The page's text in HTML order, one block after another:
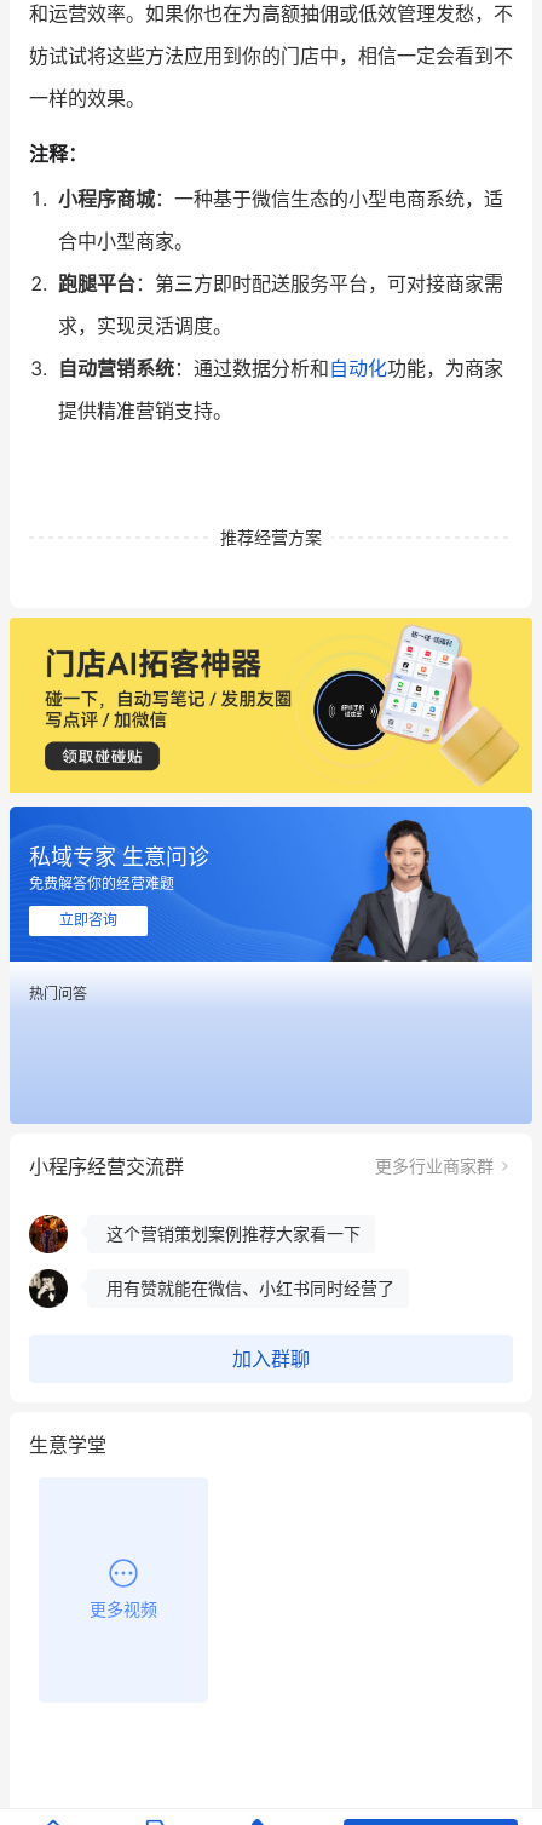
和运营效率。如果你也在为高额抽佣或低效管理发愁，不
妨试试将这些方法应用到你的门店中，相信一定会看到不
一样的效果。
注释：
小程序商城：一种基于微信生态的小型电商系统，适
合中小型商家。
跑腿平台：第三方即时配送服务平台，可对接商家需
求，实现灵活调度。
自动营销系统：通过数据分析和自动化功能，为商家
提供精准营销支持。
推荐经营方案
私域专家 生意问诊
免费解答你的经营难题
立即咨询
热门问答
小程序经营交流群 更多行业商家群
这个营销策划案例推荐大家看一下
昨晚的直播课程太好啦❤️
冰墩墩货源充足需要的联系我
这个营销策划案例推荐大家看一下
用有赞就能在微信、小红书同时经营了
加入群聊
生意学堂
更多视频